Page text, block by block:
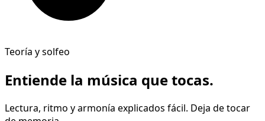
Teoría y solfeo
Entiende la música que tocas.
Lectura, ritmo y armonía explicados fácil. Deja de tocar